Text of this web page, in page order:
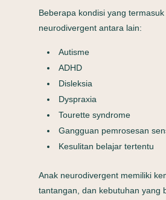
Beberapa kondisi yang termasuk
neurodivergent antara lain:
Autisme
ADHD
Disleksia
Dyspraxia
Tourette syndrome
Gangguan pemrosesan
Kesulitan belajar tertentu
Anak neurodivergent memiliki
tantangan, dan kebutuhan yang